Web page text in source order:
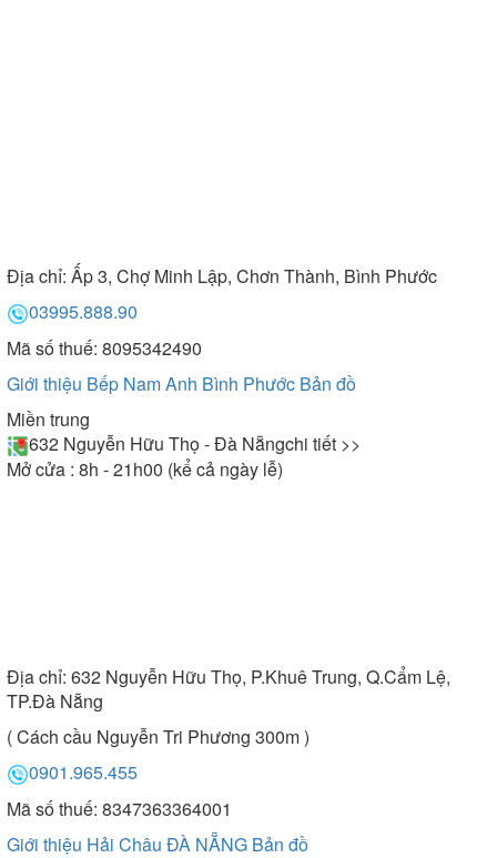
Địa chỉ: Ấp 3, Chợ Minh Lập, Chơn Thành, Bình Phước
03995.888.90
Mã số thuế: 8095342490
Giới thiệu Bếp Nam Anh Bình Phước Bản đồ
Miền trung
632 Nguyễn Hữu Thọ - Đà Nẵngchi tiết >>
Mở cửa : 8h - 21h00 (kể cả ngày lễ)
Địa chỉ: 632 Nguyễn Hữu Thọ, P.Khuê Trung, Q.Cẩm Lệ,
TP.Đà Nẵng
( Cách cầu Nguyễn Tri Phương 300m )
0901.965.455
Mã số thuế: 8347363364001
Giới thiệu Hải Châu ĐÀ NẴNG Bản đồ